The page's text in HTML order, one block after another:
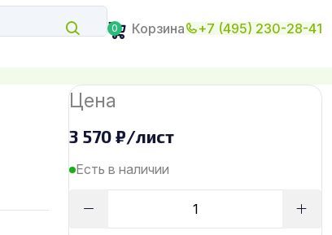
0 Корзина +7 (495) 230-28-41
Цена
3 570 ₽/лист
Есть в наличии